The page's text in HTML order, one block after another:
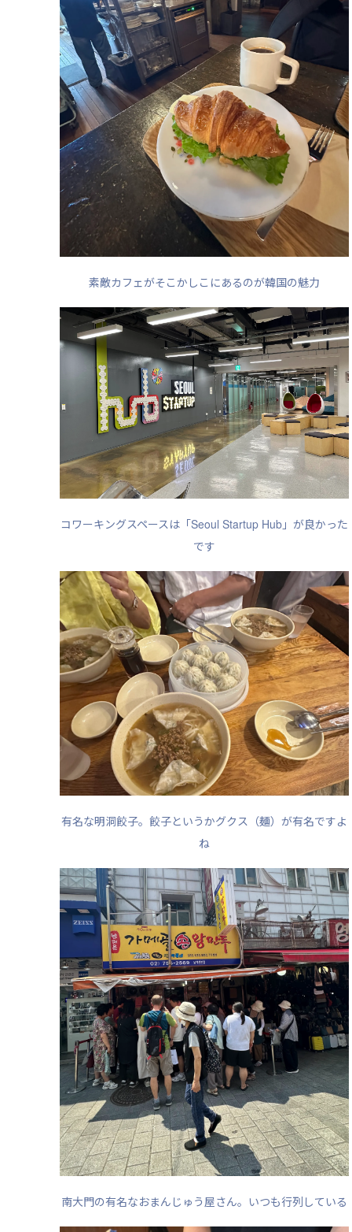
素敵カフェがそこかしこにあるのが韓国の魅力
コワーキングスペースは「Seoul Startup Hub」が良かった
です
有名な明洞餃子。餃子というかグクス（麺）が有名ですよ
ね
南大門の有名なおまんじゅう屋さん。いつも行列している